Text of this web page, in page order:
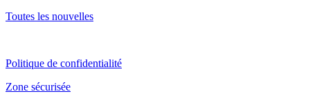
Toutes les nouvelles
Politique de confidentialité
Zone sécurisée